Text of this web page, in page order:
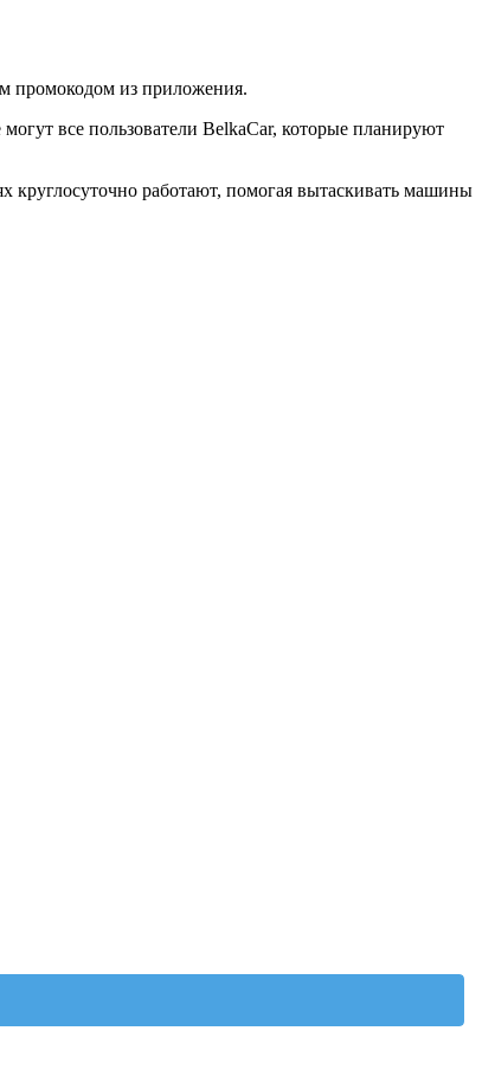
промокодом из приложения.
все пользователи BelkaCar, которые планируют
работают, помогая вытаскивать машины